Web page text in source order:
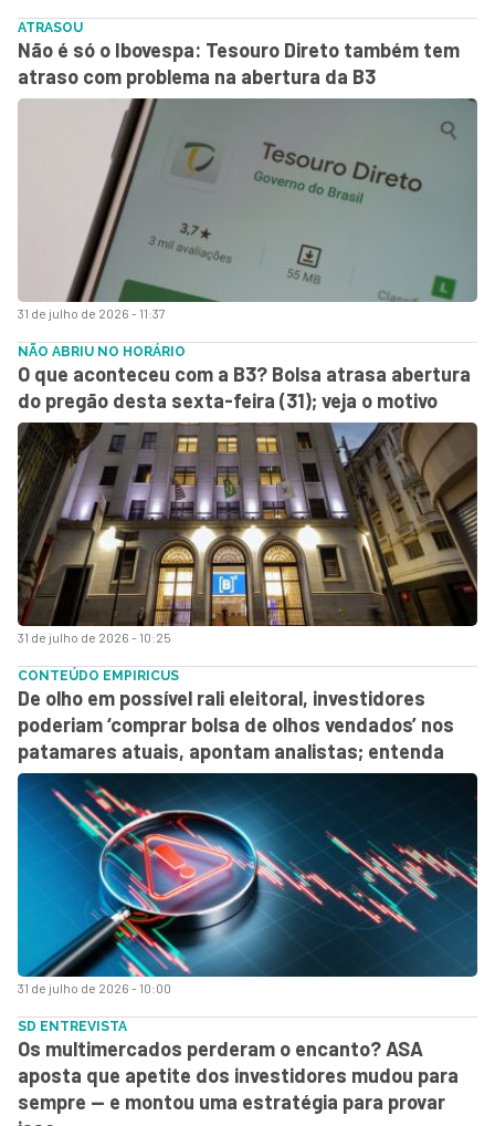
31 de julho de 2026 - 11:37
ATRASOU
Não é só o Ibovespa: Tesouro Direto também tem
atraso com problema na abertura da B3
31 de julho de 2026 - 10:25
NÃO ABRIU NO HORÁRIO
O que aconteceu com a B3? Bolsa atrasa abertura
do pregão desta sexta-feira (31); veja o motivo
31 de julho de 2026 - 10:00
CONTEÚDO EMPIRICUS
De olho em possível rali eleitoral, investidores
poderiam ‘comprar bolsa de olhos vendados’ nos
patamares atuais, apontam analistas; entenda
SD ENTREVISTA
Os multimercados perderam o encanto? ASA
aposta que apetite dos investidores mudou para
sempre — e montou uma estratégia para provar